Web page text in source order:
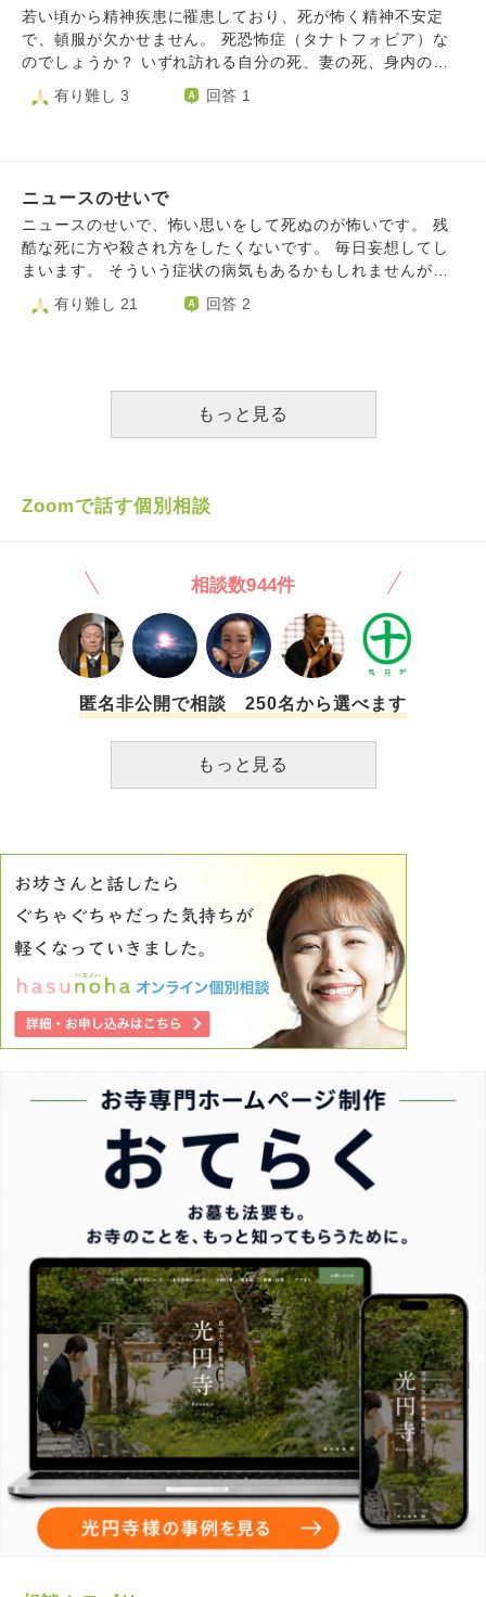
ですが、最近は今まで好きだった趣味などにも興味が無くな
ってきて誤魔化せなくなってきました 何を見聞きしても頭
の中が嫌な気持ちや恐怖心でいっぱいになってしまい生活し
て死恐怖症を克服したいです 穏やかに歳を取って死にたい
若い頃から精神疾患に罹患しており、死が怖く精神不安定
で、頓服が欠かせません。 死恐怖症（タナトフォビア）な
のでしょうか？ いずれ訪れる自分の死、妻の死、身内の死
に怯えています。 また、妻に先立たれて、一人ぼっちにな
ってしまったら、生きていけないだろうと絶望してしまいま
るかもしれません。 死に対する恐怖を克服するにはどうし
たら良いのでしょうか？ ご教示ください。
有り難し 3 回答 1
ニュースのせいで
ニュースのせいで、怖い思いをして死ぬのが怖いです。 残
酷な死に方や殺され方をしたくないです。 毎日妄想してし
まいます。 そういう症状の病気もあるかもしれませんが普
通に想像してしまいます。 前に相談したら気をつけろと言
われて、まあそうかもしれないけど少し違うと思いました。
有り難し 21 回答 2
もっと見る
Zoomで話す個別相談
相談数944件
匿名非公開で相談 250名から選べます
もっと見る